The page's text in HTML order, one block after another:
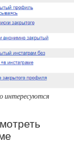
интересуются